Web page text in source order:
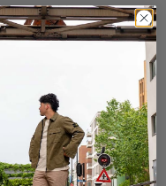
overshirt van
items dit seizoen.